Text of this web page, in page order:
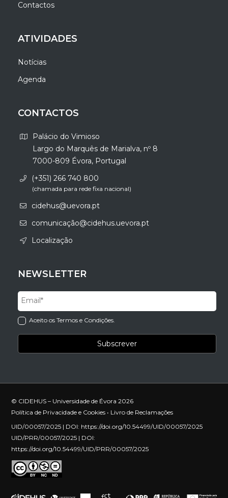
Contactos
ATIVIDADES
Notícias
Agenda
CONTACTOS
Palácio do Vimioso
Largo do Marquês de Marialva, nº 8
7000-809 Évora, Portugal
(+351) 266 740 800
(chamada para rede fixa nacional)
cidehus@uevora.pt
comunicação@cidehus.uevora.pt
Localização
NEWSLETTER
Aceito os Termos e Condições.
© CIDEHUS – Universidade de Évora 2026
Política de Privacidade e Cookies • Livro de Reclamações
UID/00057/2025 | DOI: https://doi.org/10.54499/UID/00057/2025
UID/PRR/00057/2025 | DOI:
https://doi.org/10.54499/UID/PRR/00057/2025